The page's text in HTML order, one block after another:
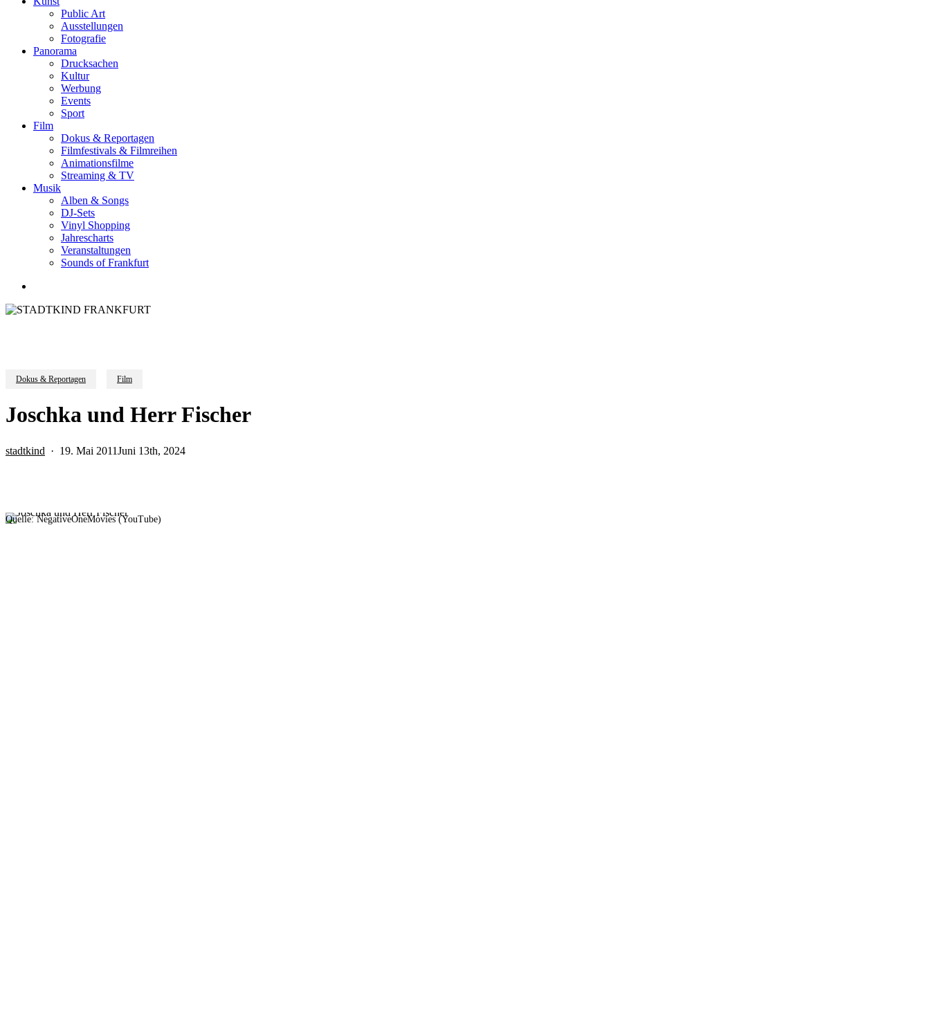
Public Art
Ausstellungen
Fotografie
Panorama
Drucksachen
Kultur
Werbung
Events
Sport
Film
Dokus & Reportagen
Filmfestivals & Filmreihen
Animationsfilme
Streaming & TV
Musik
Alben & Songs
DJ-Sets
Vinyl Shopping
Jahrescharts
Veranstaltungen
Sounds of Frankfurt
Dokus & Reportagen Film
Joschka und Herr Fischer
stadtkind 19. Mai 2011Juni 13th, 2024
Quelle: NegativeOneMovies (YouTube)